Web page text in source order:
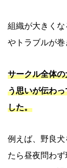
組織が大きく
やトラブルが巻
サークル全体
う思いが伝わ
した。
例えば、野良
たら昼夜問わ